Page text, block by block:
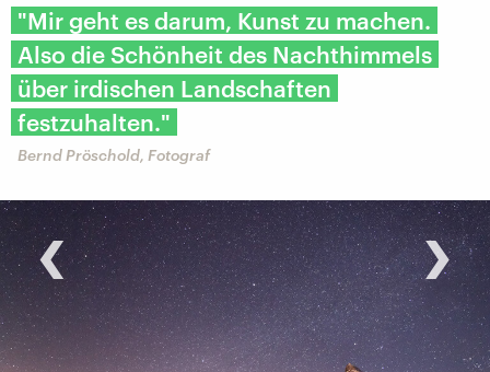
"Mir geht es darum, Kunst zu machen.
Also die Schönheit des Nachthimmels
über irdischen Landschaften
festzuhalten."
Bernd Pröschold, Fotograf
‹ ›